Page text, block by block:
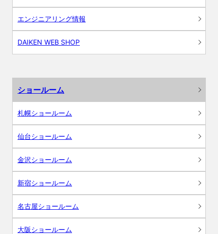
エンジニアリング情報
DAIKEN WEB SHOP
ショールーム
札幌ショールーム
仙台ショールーム
金沢ショールーム
新宿ショールーム
名古屋ショールーム
大阪ショールーム